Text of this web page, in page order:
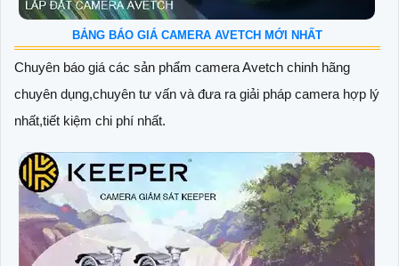
BẢNG BÁO GIÁ CAMERA AVETCH MỚI NHẤT
Chuyên báo giá các sản phẩm camera Avetch chinh hãng
chuyên dụng,chuyên tư vấn và đưa ra giải pháp camera hợp lý
nhất,tiết kiệm chi phí nhất.